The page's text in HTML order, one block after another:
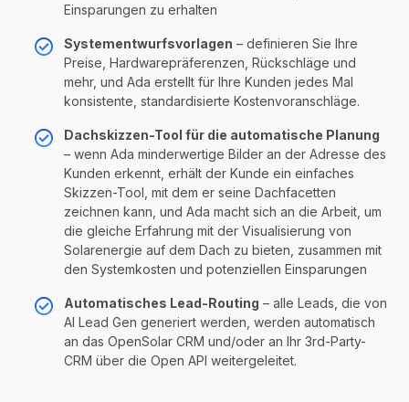
Einsparungen zu erhalten
Systementwurfsvorlagen – definieren Sie Ihre
Preise, Hardwarepräferenzen, Rückschläge und
mehr, und Ada erstellt für Ihre Kunden jedes Mal
konsistente, standardisierte Kostenvoranschläge.
Dachskizzen-Tool für die automatische Planung
– wenn Ada minderwertige Bilder an der Adresse des
Kunden erkennt, erhält der Kunde ein einfaches
Skizzen-Tool, mit dem er seine Dachfacetten
zeichnen kann, und Ada macht sich an die Arbeit, um
die gleiche Erfahrung mit der Visualisierung von
Solarenergie auf dem Dach zu bieten, zusammen mit
den Systemkosten und potenziellen Einsparungen
Automatisches Lead-Routing – alle Leads, die von
AI Lead Gen generiert werden, werden automatisch
an das OpenSolar CRM und/oder an Ihr 3rd-Party-
CRM über die Open API weitergeleitet.